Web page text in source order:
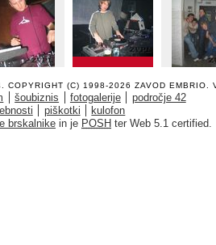
COPYRIGHT (C) 1998-2026 ZAVOD EMBRIO .
šoubiznis fotogalerije
področje 42
piškotki
kulofon
brskalnike in je POSH ter Web 5.1 certified.